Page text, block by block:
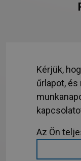
Kérjük,
űrlapot, és
Az Ön